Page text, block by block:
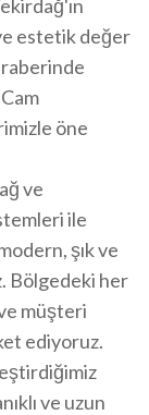
estetik değer
öne
ve
ile
şık ve
Bölgedeki her
müşteri
ediyoruz.
ve uzun